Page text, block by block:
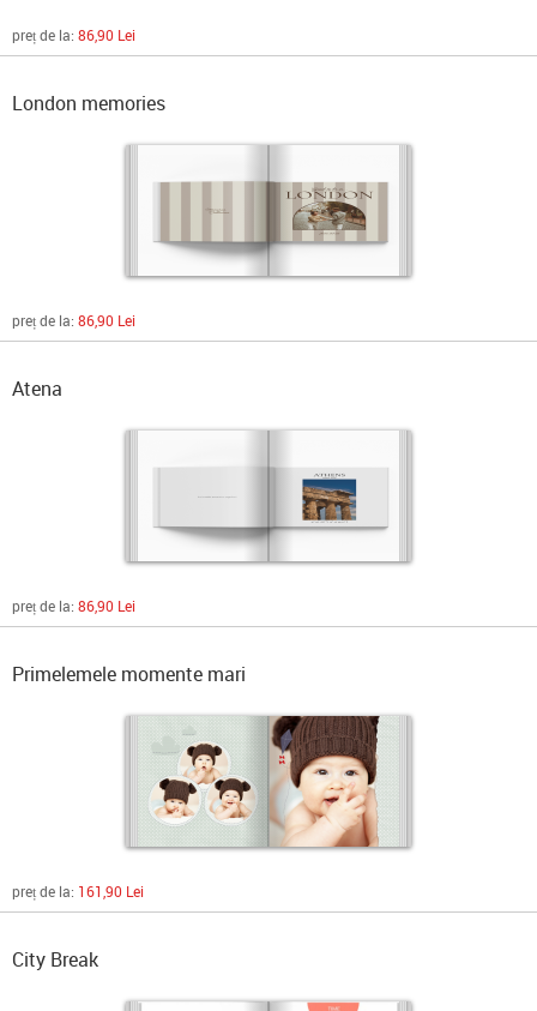
preț de la: 86,90 Lei
London memories
preț de la: 86,90 Lei
Atena
preț de la: 86,90 Lei
Primelemele momente mari
preț de la: 161,90 Lei
City Break